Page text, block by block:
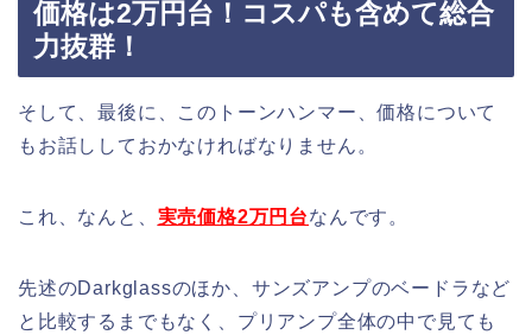
価格は2万円台！コスパも含めて総合
力抜群！
そして、最後に、このトーンハンマー、価格について
もお話ししておかなければなりません。
これ、なんと、 実売価格2万円台なんです。
先述のDarkglassのほか、サンズアンプのベードラなど
と比較するまでもなく、プリアンプ全体の中で見ても